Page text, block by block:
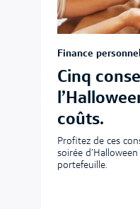
Finance
Cinq
coûts.
Profitez de ces
soirée
portefeuille.